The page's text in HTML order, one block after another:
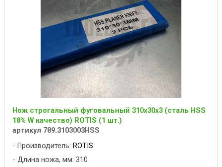
Нож строгальный фуговальный 310x30x3 (сталь HSS
18% W качество) ROTIS (1 шт.)
артикул 789.3103003HSS
Производитель: ROTIS
Длина ножа, мм: 310